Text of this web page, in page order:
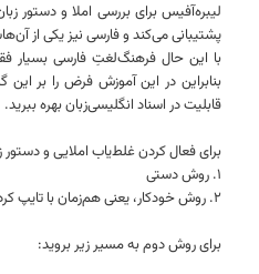
لیبره‌آفیس برای بررسی املا و دستور
پشتیبانی می‌کند و فارسی نیز یکی از
با این حال فرهنگ‌لغتِ فارسی بسیار
بنابراین در این آموزش فرض را بر
قابلیت در اسناد انگلیسی‌زبان بهره ببرید.
برای فعال کردن غلط‌یاب املایی و دستور
۱. روش دستی
۲. روش خودکار، یعنی هم‌زمان با تایپ کردن شما.
برای روش دوم به مسیر زیر بروید: